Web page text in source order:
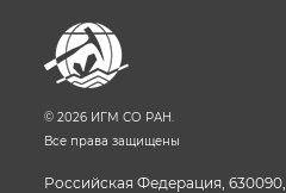
© 2026 ИГМ СО РАН.
Все права защищены
Российская Федерация, 630090,